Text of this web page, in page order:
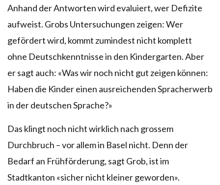
Anhand der Antworten wird evaluiert, wer Defizite
aufweist. Grobs Untersuchungen zeigen: Wer
gefördert wird, kommt zumindest nicht komplett
ohne Deutschkenntnisse in den Kindergarten. Aber
er sagt auch: «Was wir noch nicht gut zeigen können:
Haben die Kinder einen ausreichenden Spracherwerb
in der deutschen Sprache?»
Das klingt noch nicht wirklich nach grossem
Durchbruch – vor allem in Basel nicht. Denn der
Bedarf an Frühförderung, sagt Grob, ist im
Stadtkanton «sicher nicht kleiner geworden».